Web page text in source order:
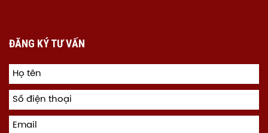
ĐĂNG KÝ TƯ VẤN